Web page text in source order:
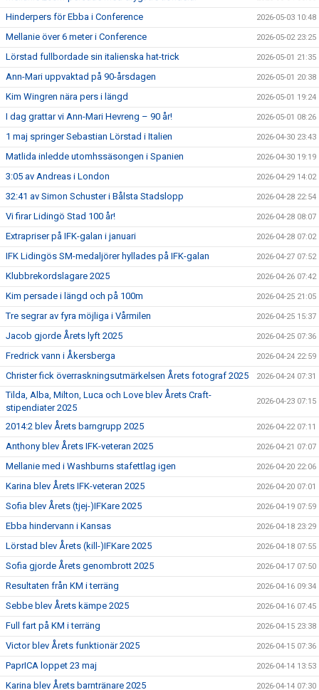
Hinderpers för Ebba i Conference 2026-05-03 10:48
Mellanie över 6 meter i Conference 2026-05-02 23:25
Lörstad fullbordade sin italienska hat-trick 2026-05-01 21:35
Ann-Mari uppvaktad på 90-årsdagen 2026-05-01 20:38
Kim Wingren nära pers i längd 2026-05-01 19:24
I dag grattar vi Ann-Mari Hevreng – 90 år! 2026-05-01 08:26
1 maj springer Sebastian Lörstad i Italien 2026-04-30 23:43
Matlida inledde utomhssäsongen i Spanien 2026-04-30 19:19
3:05 av Andreas i London 2026-04-29 14:02
32:41 av Simon Schuster i Bålsta Stadslopp 2026-04-28 22:54
Vi firar Lidingö Stad 100 år! 2026-04-28 08:07
Extrapriser på IFK-galan i januari 2026-04-28 07:02
IFK Lidingös SM-medaljörer hyllades på IFK-galan 2026-04-27 07:52
Klubbrekordslagare 2025 2026-04-26 07:42
Kim persade i längd och på 100m 2026-04-25 21:05
Tre segrar av fyra möjliga i Vårmilen 2026-04-25 15:37
Jacob gjorde Årets lyft 2025 2026-04-25 07:36
Fredrick vann i Åkersberga 2026-04-24 22:59
Christer fick överraskningsutmärkelsen Årets fotograf 2025 2026-04-24 07:31
Tilda, Alba, Milton, Luca och Love blev Årets Craft-
stipendiater 2025
2026-04-23 07:15
2014:2 blev Årets barngrupp 2025 2026-04-22 07:11
Anthony blev Årets IFK-veteran 2025 2026-04-21 07:07
Mellanie med i Washburns stafettlag igen 2026-04-20 22:06
Karina blev Årets IFK-veteran 2025 2026-04-20 07:01
Sofia blev Årets (tjej-)IFKare 2025 2026-04-19 07:59
Ebba hindervann i Kansas 2026-04-18 23:29
Lörstad blev Årets (kill-)IFKare 2025 2026-04-18 07:55
Sofia gjorde Årets genombrott 2025 2026-04-17 07:50
Resultaten från KM i terräng 2026-04-16 09:34
Sebbe blev Årets kämpe 2025 2026-04-16 07:45
Full fart på KM i terräng 2026-04-15 23:38
Victor blev Årets funktionär 2025 2026-04-15 07:36
PaprICA loppet 23 maj 2026-04-14 13:53
Karina blev Årets barntränare 2025 2026-04-14 07:30